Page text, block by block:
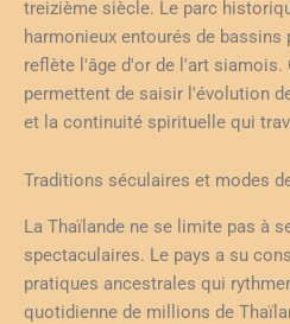
treizième siècle. Le parc
harmonieux entourés de
reflète l'âge d'or de l'art
permettent de saisir l'évolution
et la continuité spirituelle qui
Traditions séculaires et modes
La Thaïlande ne se limite pas à
spectaculaires. Le pays a su
pratiques ancestrales qui
quotidienne de millions de